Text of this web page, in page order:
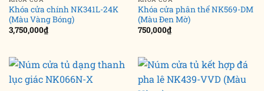
Khóa cửa chính NK341L-24K
(Màu Vàng Bóng)
3,750,000₫
Khóa cửa phân thể NK569-DM
(Màu Đen Mờ)
750,000₫